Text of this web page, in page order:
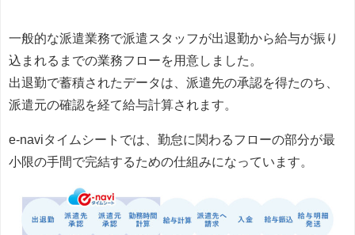
一般的な派遣業務で派遣スタッフが出退勤から給与が振り
込まれるまでの業務フローを用意しました。
出退勤で蓄積されたデータは、派遣先の承認を得たのち、
派遣元の確認を経て給与計算されます。
e-naviタイムシートでは、勤怠に関わるフローの部分が最
小限の手間で完結するための仕組みになっています。